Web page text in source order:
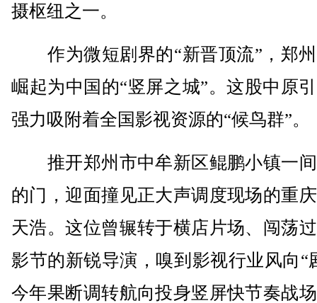
摄枢纽之一。
作为微短剧界的“新晋顶流”，郑
崛起为中国的“竖屏之城”。这股中原
强力吸附着全国影视资源的“候鸟群”。
推开郑州市中牟新区鲲鹏小镇一
的门，迎面撞见正大声调度现场的重
天浩。这位曾辗转于横店片场、闯荡
影节的新锐导演，嗅到影视行业风向“
今年果断调转航向投身竖屏快节奏战